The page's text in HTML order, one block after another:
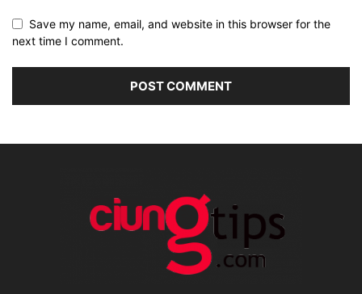
Save my name, email, and website in this browser for the
next time I comment.